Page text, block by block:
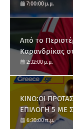
7:00:00 μ.μ.
Από το
Καρανδρίκας
2:32:00 μ.μ.
ΚΙΝΟ:ΟΙ
ΕΠΙΛΟΓΗ 5 ΜΕ
6:30:00 π.μ.